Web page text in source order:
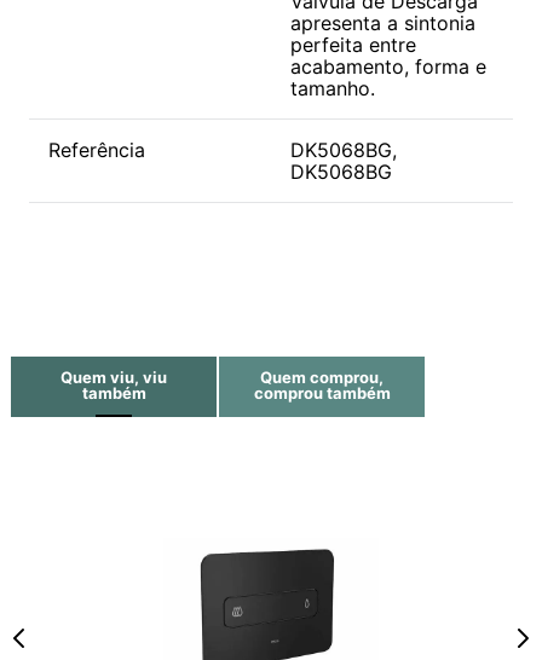
apresenta a sintonia
perfeita entre
acabamento, forma e
tamanho.
Referência
DK5068BG,
DK5068BG
Quem viu, viu
também
Quem comprou,
comprou também